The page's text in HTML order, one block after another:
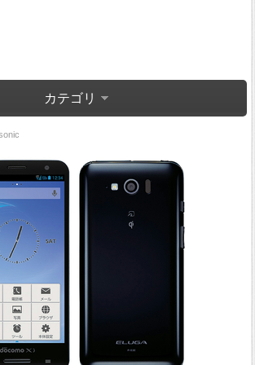
カテゴリ